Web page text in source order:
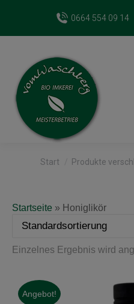
0664 554 09 14
Start Produkte
Startseite » Honiglikör
Einzelnes Ergebnis wird
Angebot!